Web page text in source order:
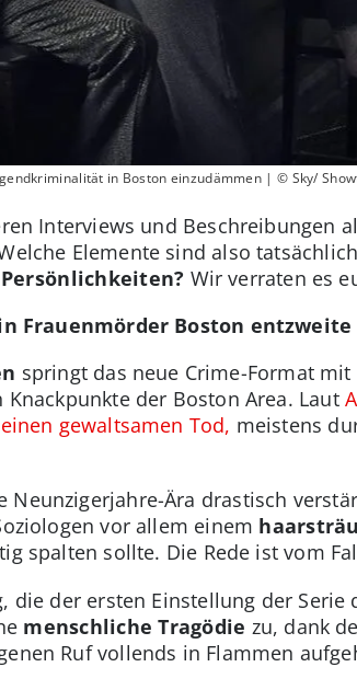
in Boston einzudämmen | © Sky/
Interviews und Beschreibungen
Elemente sind also
Wir verraten es
Frauenmörder Boston entzweite
springt das neue Crime-Format
der Boston Area. Laut
gewaltsamen Tod, meistens
Ära drastisch
vor allem einem
spalten sollte. Die Rede ist vom
die der ersten Einstellung der Serie
menschliche Tragödie zu, dank
Ruf vollends in Flammen